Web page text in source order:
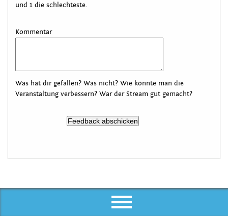
und 1 die schlechteste.
Kommentar
Was hat dir gefallen? Was nicht? Wie könnte man die
Veranstaltung verbessern? War der Stream gut gemacht?